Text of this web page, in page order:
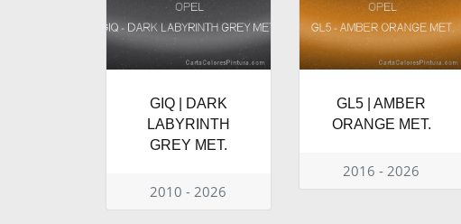
GIQ | DARK
LABYRINTH
GREY MET.
2010 - 2026
GL5 | AMBER
ORANGE MET.
2016 - 2026